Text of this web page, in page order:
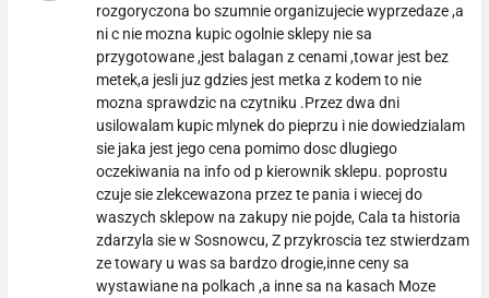
rozgoryczona bo szumnie organizujecie wyprzedaze ,a
ni c nie mozna kupic ogolnie sklepy nie sa
przygotowane ,jest balagan z cenami ,towar jest bez
metek,a jesli juz gdzies jest metka z kodem to nie
mozna sprawdzic na czytniku .Przez dwa dni
usilowalam kupic mlynek do pieprzu i nie dowiedzialam
sie jaka jest jego cena pomimo dosc dlugiego
oczekiwania na info od p kierownik sklepu. poprostu
czuje sie zlekcewazona przez te pania i wiecej do
waszych sklepow na zakupy nie pojde, Cala ta historia
zdarzyla sie w Sosnowcu, Z przykroscia tez stwierdzam
ze towary u was sa bardzo drogie,inne ceny sa
wystawiane na polkach ,a inne sa na kasach Moze